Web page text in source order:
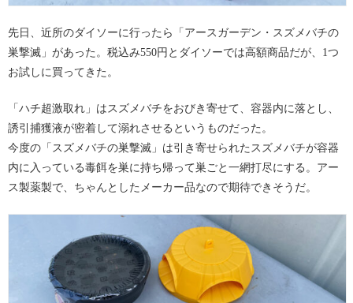
先日、近所のダイソーに行ったら「アースガーデン・スズメバチの
巣撃滅」があった。税込み550円とダイソーでは高額商品だが、1つ
お試しに買ってきた。
「ハチ超激取れ」はスズメバチをおびき寄せて、容器内に落とし、
誘引捕獲液が密着して溺れさせるというものだった。
今度の「スズメバチの巣撃滅」は引き寄せられたスズメバチが容器
内に入っている毒餌を巣に持ち帰って巣ごと一網打尽にする。アー
ス製薬製で、ちゃんとしたメーカー品なので期待できそうだ。